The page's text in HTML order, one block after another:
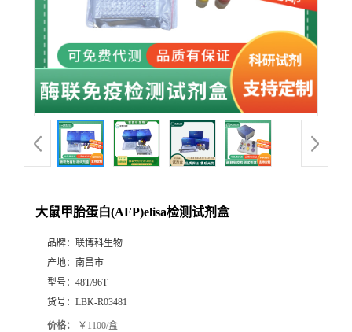
大鼠甲胎蛋白(AFP)elisa检测试剂盒
品牌： 联博科生物
产地： 南昌市
型号： 48T/96T
货号： LBK-R03481
价格： ￥1100/盒